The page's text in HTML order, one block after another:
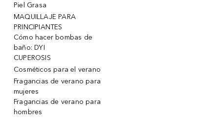
Piel Grasa
MAQUILLAJE PARA
PRINCIPIANTES
Cómo hacer bombas de
baño: DYI
CUPEROSIS
Cosméticos para el verano
Fragancias de verano para
mujeres
Fragancias de verano para
hombres